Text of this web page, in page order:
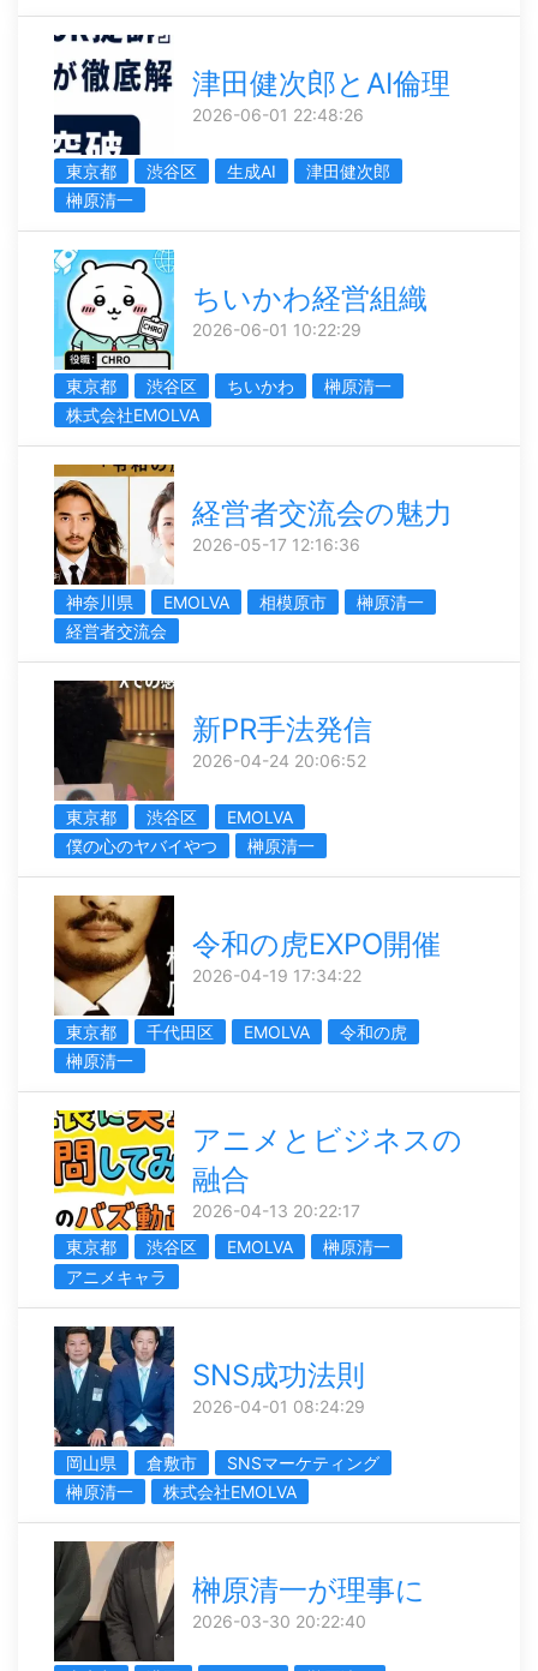
津田健次郎とAI倫理
2026-06-01 22:48:26
東京都 渋谷区 生成AI
津田健次郎
榊󠄀原清一
ちいかわ経営組織
2026-06-01 10:22:29
東京都 渋谷区 ちいかわ
榊󠄀原清一
株式会社EMOLVA
経営者交流会の魅力
2026-05-17 12:16:36
神奈川県 EMOLVA 相模原市
榊󠄀原清一
経営者交流会
新PR手法発信
2026-04-24 20:06:52
東京都 渋谷区
EMOLVA
僕の心のヤバイやつ
榊󠄀原清一
令和の虎EXPO開催
2026-04-19 17:34:22
東京都 千代田区 EMOLVA
令和の虎
榊󠄀原清一
アニメとビジネスの
融合
2026-04-13 20:22:17
東京都
渋谷区 EMOLVA
榊󠄀原清一
アニメキャラ
SNS成功法則
2026-04-01 08:24:29
岡山県 倉敷市
SNSマーケティング
榊󠄀原清一
株式会社EMOLVA
榊󠄀原清一が理事に
2026-03-30 20:22:40